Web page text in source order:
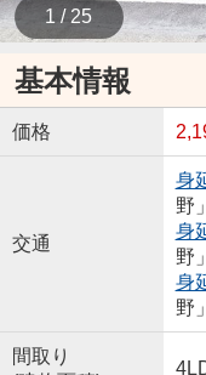
1 / 25
基本情報
価格
交通
身
野
身
野
身
野
間取り